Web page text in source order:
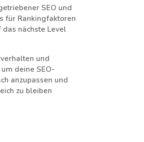
SEO und
für Rankingfaktoren
nächste Level
und
deine SEO-
anzupassen und
zu bleiben